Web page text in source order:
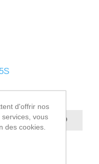
d'offrir nos
vous
des cookies.